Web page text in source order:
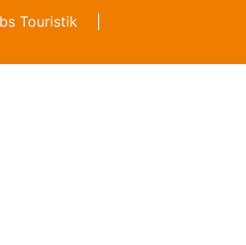
Touristik